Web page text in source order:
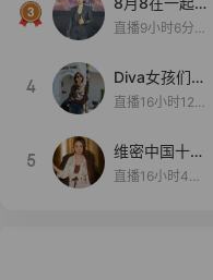
生日献礼盛典
直播9小时6分1
4
Diva女孩们集
合啦~意大利
直播16小时12
5
维密中国十周
年 与你如此
直播16小时48